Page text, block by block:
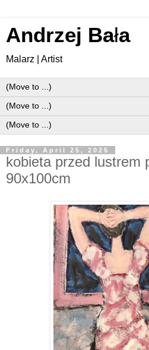
Andrzej Bała
Malarz | Artist
Friday, April 25, 2025
kobieta przed lustrem
90x100cm